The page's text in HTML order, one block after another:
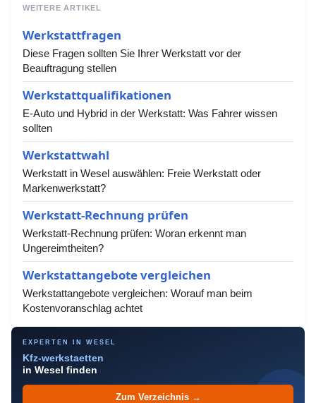
WEITERE ARTIKEL
Werkstattfragen
Diese Fragen sollten Sie Ihrer Werkstatt vor der
Beauftragung stellen
Werkstattqualifikationen
E-Auto und Hybrid in der Werkstatt: Was Fahrer wissen
sollten
Werkstattwahl
Werkstatt in Wesel auswählen: Freie Werkstatt oder
Markenwerkstatt?
Werkstatt-Rechnung prüfen
Werkstatt-Rechnung prüfen: Woran erkennt man
Ungereimtheiten?
Werkstattangebote vergleichen
Werkstattangebote vergleichen: Worauf man beim
Kostenvoranschlag achtet
EXPERTEN IN WESEL
Kfz-werkstaetten
in Wesel finden
Zum Verzeichnis →